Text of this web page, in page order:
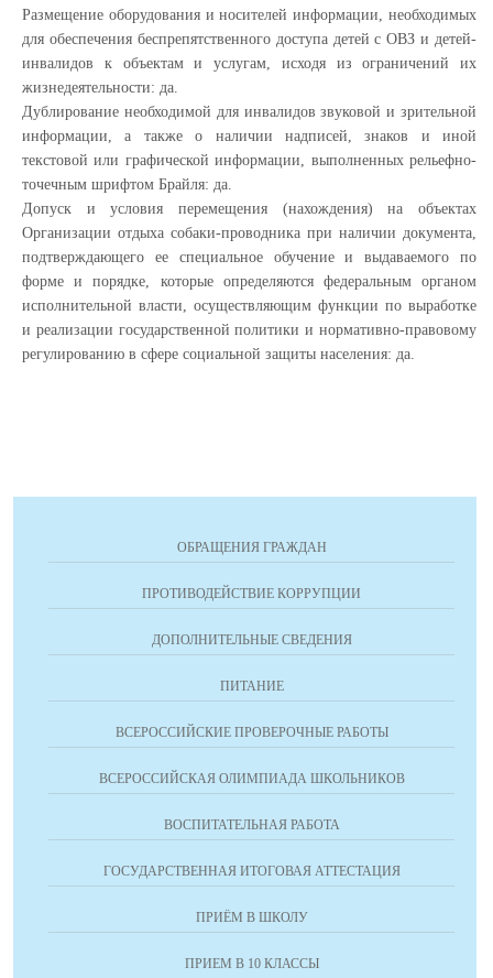
Размещение оборудования и носителей информации, необходимых
для обеспечения беспрепятственного доступа детей с ОВЗ и детей-
инвалидов к объектам и услугам, исходя из ограничений их
жизнедеятельности: да.
Дублирование необходимой для инвалидов звуковой и зрительной
информации, а также о наличии надписей, знаков и иной
текстовой или графической информации, выполненных рельефно-
точечным шрифтом Брайля: да.
Допуск и условия перемещения (нахождения) на объектах
Организации отдыха собаки-проводника при наличии документа,
подтверждающего ее специальное обучение и выдаваемого по
форме и порядке, которые определяются федеральным органом
исполнительной власти, осуществляющим функции по выработке
и реализации государственной политики и нормативно-правовому
регулированию в сфере социальной защиты населения: да.
ОБРАЩЕНИЯ ГРАЖДАН
ПРОТИВОДЕЙСТВИЕ КОРРУПЦИИ
ДОПОЛНИТЕЛЬНЫЕ СВЕДЕНИЯ
ПИТАНИЕ
ВСЕРОССИЙСКИЕ ПРОВЕРОЧНЫЕ РАБОТЫ
ВСЕРОССИЙСКАЯ ОЛИМПИАДА ШКОЛЬНИКОВ
ВОСПИТАТЕЛЬНАЯ РАБОТА
ГОСУДАРСТВЕННАЯ ИТОГОВАЯ АТТЕСТАЦИЯ
ПРИЁМ В ШКОЛУ
ПРИЕМ В 10 КЛАССЫ